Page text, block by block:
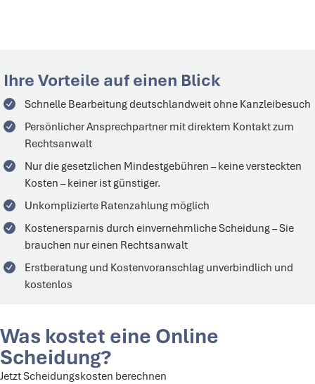
Ihre Vorteile auf einen Blick
Schnelle Bearbeitungdeutschlandweitohne Kanzleibesuch
PersönlicherAnsprechpartner mit direktem Kontakt zum
Rechtsanwalt
Nur die gesetzlichen Mindestgebühren – keine versteckten
Kosten –keiner istgünstiger.
Unkomplizierte Ratenzahlung möglich
Kostenersparnis durch einvernehmliche Scheidung – Sie
brauchen nur einen Rechtsanwalt
Erstberatung und Kostenvoranschlag unverbindlich und
kostenlos
Was kostet eine Online
Scheidung?
Jetzt Scheidungskosten berechnen